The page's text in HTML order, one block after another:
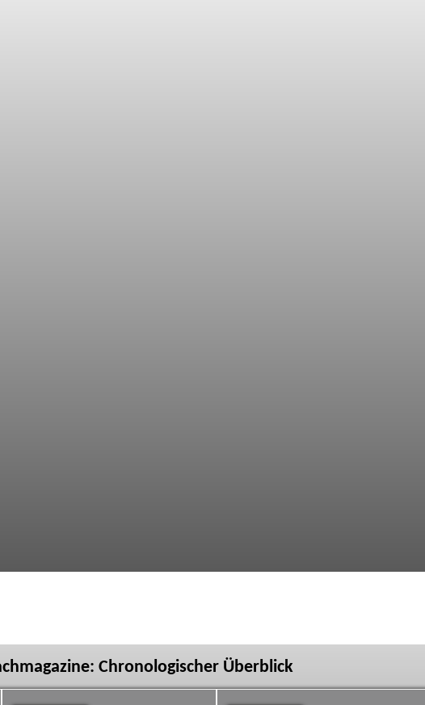
Chronologischer Überblick